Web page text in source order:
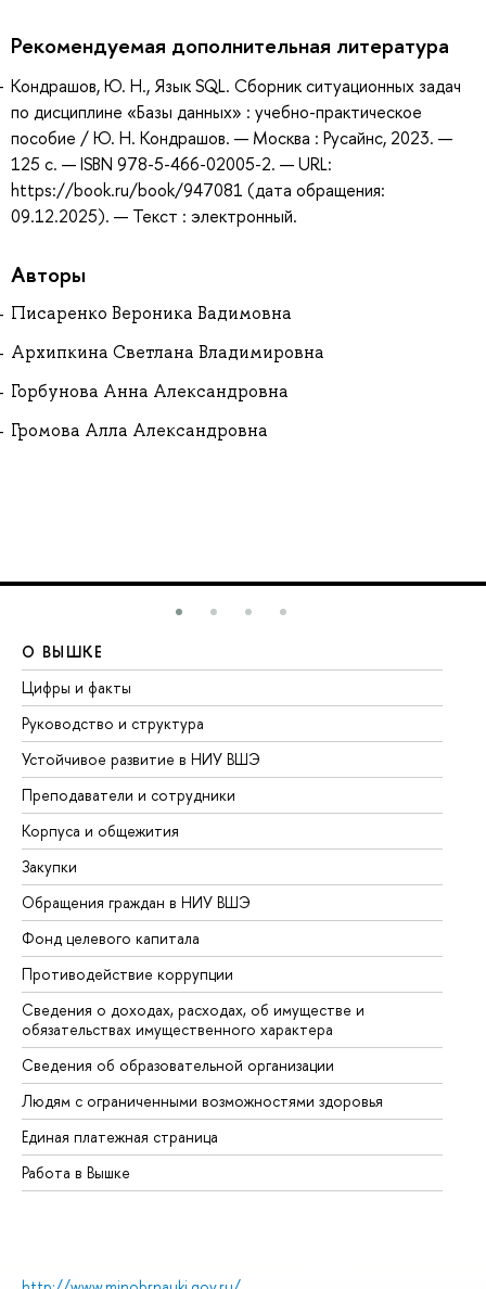
Рекомендуемая дополнительная литература
Кондрашов, Ю. Н., Язык SQL. Сборник ситуационных задач
по дисциплине «Базы данных» : учебно-практическое
пособие / Ю. Н. Кондрашов. — Москва : Русайнс, 2023. —
125 с. — ISBN 978-5-466-02005-2. — URL:
https://book.ru/book/947081 (дата обращения:
09.12.2025). — Текст : электронный.
Авторы
Писаренко Вероника Вадимовна
Архипкина Светлана Владимировна
Горбунова Анна Александровна
Громова Алла Александровна
О ВЫШКЕ
Цифры и факты
Руководство и структура
Устойчивое развитие в НИУ ВШЭ
Преподаватели и сотрудники
Корпуса и общежития
Закупки
Обращения граждан в НИУ ВШЭ
Фонд целевого капитала
Противодействие коррупции
Сведения о доходах, расходах, об имуществе и
обязательствах имущественного характера
Сведения об образовательной организации
Людям с ограниченными возможностями здоровья
Единая платежная страница
Работа в Вышке